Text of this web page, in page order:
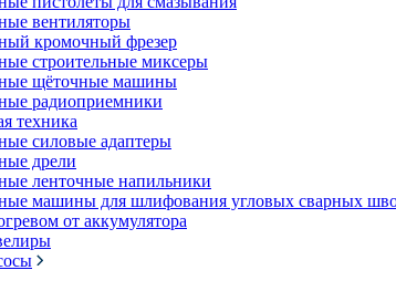
вентиляторы
кромочный фрезер
строительные миксеры
щёточные машины
радиоприемники
техника
силовые адаптеры
дрели
ленточные напильники
машины для шлифования угловых сварных
от аккумулятора